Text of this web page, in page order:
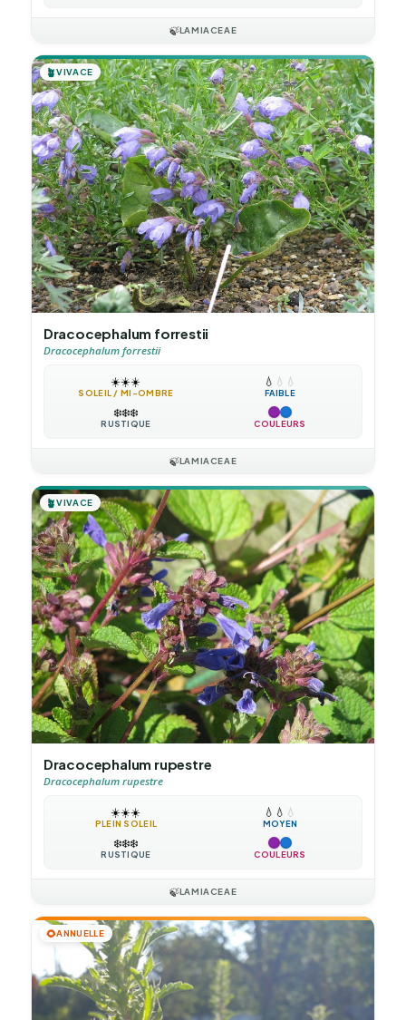
🍃LAMIACEAE
🪴VIVACE
Dracocephalum forrestii
Dracocephalum forrestii
☀️☀️☀️
SOLEIL / MI-OMBRE
💧 💧 💧
FAIBLE
❄️❄️❄️
RUSTIQUE COULEURS
🍃LAMIACEAE
🪴VIVACE
Dracocephalum rupestre
Dracocephalum rupestre
☀️☀️☀️
PLEIN SOLEIL
💧 💧 💧
MOYEN
❄️❄️❄️
RUSTIQUE COULEURS
🍃LAMIACEAE
🌻ANNUELLE